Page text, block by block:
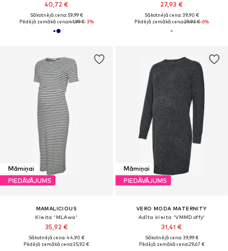
40,72 €
Sākotnējā cena: 59,99 €
Pēdējā zemākā cena:41,99 €-3%
27,93 €
Sākotnējā cena: 39,90 €
Pēdējā zemākā cena:29,93 €-6%
Māmiņai
PIEDĀVĀJUMS
MAMALICIOUS
Kleita 'MLAwa'
35,92 €
Sākotnējā cena: 44,90 €
Pēdējā zemākā cena:35,92 €
Māmiņai
PIEDĀVĀJUMS
VERO MODA MATERNITY
Adīta kleita 'VMMDoffy'
31,41 €
Sākotnējā cena: 39,99 €
Pēdējā zemākā cena:29,67 €